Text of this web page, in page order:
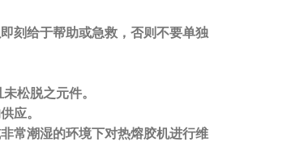
刻给于帮助或急救， 否则不要单独
未松脱之元件。
的供应。
常潮湿的环境下对热熔胶机进行维